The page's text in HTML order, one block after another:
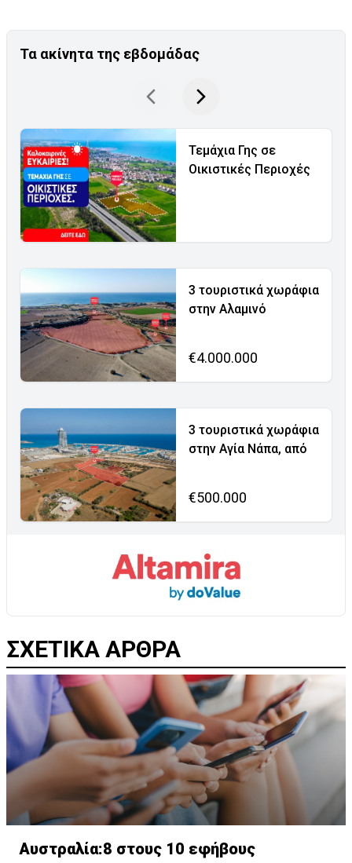
Τα ακίνητα της εβδομάδας
Τεμάχια Γης σε
Οικιστικές Περιοχές
3 τουριστικά χωράφια
στην Αλαμινό
€4.000.000
3 τουριστικά χωράφια
στην Αγία Νάπα, από
€500.000
ΣΧΕΤΙΚΑ ΑΡΘΡΑ
Αυστραλία:8 στους 10 εφήβους